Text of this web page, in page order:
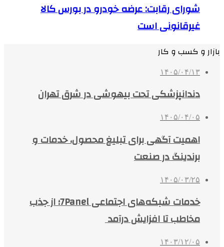
شورای رقابت: عرضه خودرو در بورس کالا
غیرقانونی است
بازار و کسب و کار
۱۴۰۵/۰۴/۱۳
دندانپزشکی تحت بیهوشی در شرق تهران
۱۴۰۵/۰۴/۰۵
اهمیت آگهی برای تبلیغ محصول، خدمات و
برندینگ در صنعت
۱۴۰۵/۰۳/۲۵
خدمات شبکه‌های اجتماعی 7Panel؛ از جذب
مخاطب تا افزایش درآمد
۱۴۰۳/۱۲/۰۵